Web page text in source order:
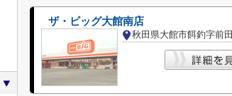
ザ・ビッグ大館南店
秋田県大館市餌釣字前田